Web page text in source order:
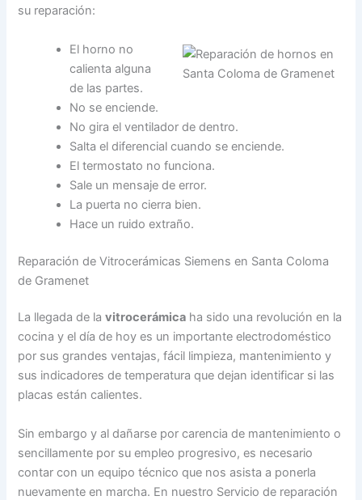
su reparación:
El horno no
calienta alguna
de las partes.
No se enciende.
No gira el ventilador de dentro.
Salta el diferencial cuando se enciende.
El termostato no funciona.
Sale un mensaje de error.
La puerta no cierra bien.
Hace un ruido extraño.
Reparación de Vitrocerámicas Siemens en Santa Coloma
de Gramenet
La llegada de lavitrocerámica ha sido una revolución en la
cocina y el día de hoy es un importante electrodoméstico
por sus grandes ventajas, fácil limpieza, mantenimiento y
sus indicadores de temperatura que dejan identificar si las
placas están calientes.
Sin embargo y al dañarse por carencia de mantenimiento o
sencillamente por su empleo progresivo, es necesario
contar con un equipo técnico que nos asista a ponerla
nuevamente en marcha. En nuestro Servicio de reparación